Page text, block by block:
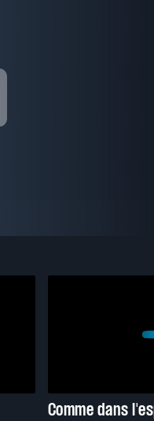
Comme dans